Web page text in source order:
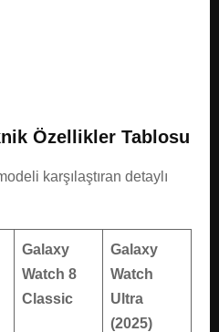
Özellikler Tablosu
karşılaştıran detaylı
Galaxy
Watch 8
Classic
Galaxy
Watch
Ultra
(2025)